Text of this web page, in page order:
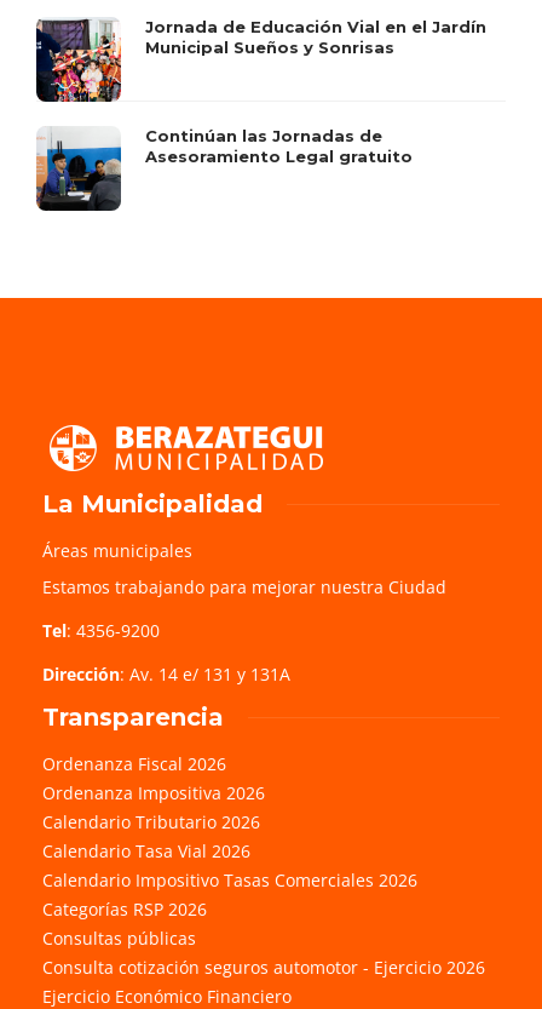
Jornada de Educación Vial en el Jardín
Municipal Sueños y Sonrisas
Continúan las Jornadas de
Asesoramiento Legal gratuito
La Municipalidad
Áreas municipales
Estamos trabajando para mejorar nuestra Ciudad
Tel: 4356-9200
Dirección: Av. 14 e/ 131 y 131A
Transparencia
Ordenanza Fiscal 2026
Ordenanza Impositiva 2026
Calendario Tributario 2026
Calendario Tasa Vial 2026
Calendario Impositivo Tasas Comerciales 2026
Categorías RSP 2026
Consultas públicas
Consulta cotización seguros automotor - Ejercicio 2026
Ejercicio Económico Financiero